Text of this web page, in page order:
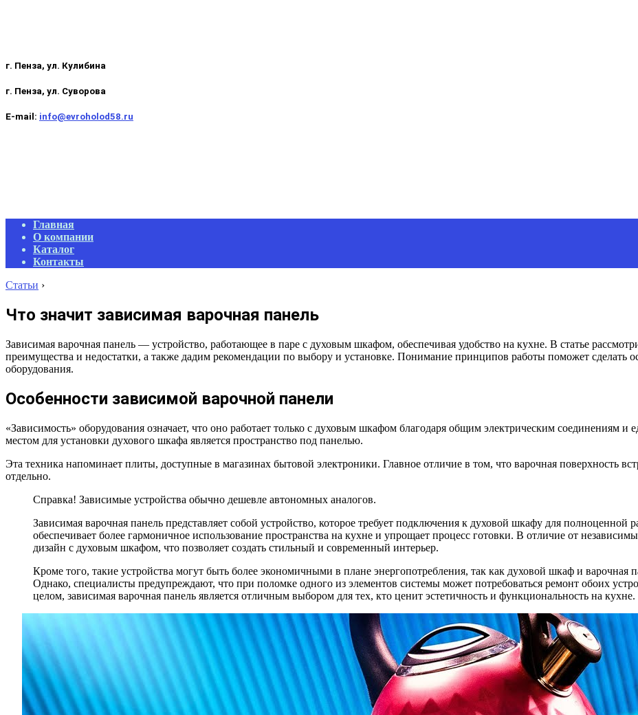
г. Пенза, ул. Кулибина
г. Пенза, ул. Суворова
E-mail: info@evroholod58.ru
Primary
Navigation
Menu
Главная
О компании
Каталог
Контакты
Статьи ›
Что значит зависимая варочная панель
Зависимая варочная панель — устройство, работающее в паре с духовым шкафом, обеспечивая удобство на кухне. В статье
преимущества и недостатки, а также дадим рекомендации по выбору и установке. Понимание принципов работы поможет сделать
оборудования.
Особенности зависимой варочной панели
«Зависимость» оборудования означает, что оно работает только с духовым шкафом благодаря общим электрическим
местом для установки духового шкафа является пространство под панелью.
Эта техника напоминает плиты, доступные в магазинах бытовой электроники. Главное отличие в том, что варочная поверхность
отдельно.
Справка! Зависимые устройства обычно дешевле автономных аналогов.
Зависимая варочная панель представляет собой устройство, которое требует подключения к духовой шкафу для
обеспечивает более гармоничное использование пространства на кухне и упрощает процесс готовки. В отличие от
дизайн с духовым шкафом, что позволяет создать стильный и современный интерьер.
Кроме того, такие устройства могут быть более экономичными в плане энергопотребления, так как духовой шкаф и варочная
Однако, специалисты предупреждают, что при поломке одного из элементов системы может потребоваться ремонт обоих
целом, зависимая варочная панель является отличным выбором для тех, кто ценит эстетичность и функциональность на кухне.